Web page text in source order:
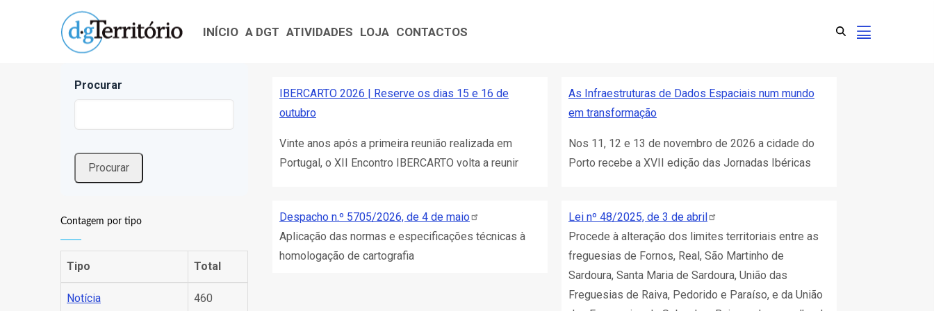
INÍCIO A DGT ATIVIDADES LOJA CONTACTOS
IBERCARTO 2026 | Reserve os dias 15 e 16 de
outubro
Vinte anos após a primeira reunião realizada em
Portugal, o XII Encontro IBERCARTO volta a reunir
As Infraestruturas de Dados Espaciais num mundo
em transformação
Nos 11, 12 e 13 de novembro de 2026 a cidade do
Porto recebe a XVII edição das Jornadas Ibéricas
Despacho n.º 5705/2026, de 4 de maio
Aplicação das normas e especificações técnicas à
homologação de cartografia
Lei nº 48/2025, de 3 de abril
Procede à alteração dos limites territoriais entre as
freguesias de Fornos, Real, São Martinho de
Sardoura, Santa Maria de Sardoura, União das
Freguesias de Raiva, Pedorido e Paraíso, e da União
Procurar
Contagem por tipo
Tipo Total
Notícia 460